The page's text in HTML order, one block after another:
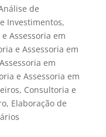
de
Investimentos,
Assessoria em
e Assessoria em
em
e Assessoria em
, Consultoria e
, Elaboração de